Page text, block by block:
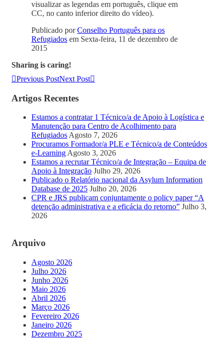
visualizar as legendas em português, clique em
CC, no canto inferior direito do vídeo).
Publicado porConselho Português para os
Refugiados em Sexta-feira, 11 de dezembro de
2015
Sharing is caring!
Previous PostNext Post
Artigos Recentes
Estamos a contratar 1 Técnico/a de Apoio à Logística e
Manutenção para Centro de Acolhimento para
RefugiadosAgosto 7, 2026
Procuramos Formador/a PLE e Técnico/a de Conteúdos
e-LearningAgosto 3, 2026
Estamos a recrutar Técnico/a de Integração – Equipa de
Apoio à Integração Julho 29, 2026
Publicado o Relatório nacional da Asylum Information
Database de 2025 Julho 20, 2026
CPR e JRS publicam conjuntamente o policy paper “A
detenção administrativa e a eficácia do retorno” Julho 3,
2026
Arquivo
Agosto 2026
Julho 2026
Junho 2026
Maio 2026
Abril 2026
Março 2026
Fevereiro 2026
Janeiro 2026
Dezembro 2025